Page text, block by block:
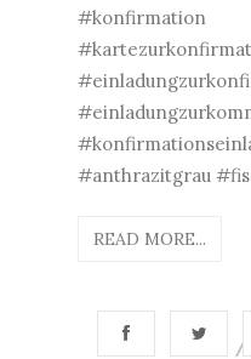
#konfirmation
#anthrazitgrau
READ MORE...